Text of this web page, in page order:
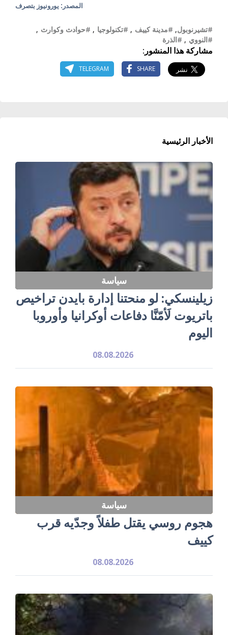
المصدر: يورونيوز بتصرف
#تشيرنوبول, #مدينة كييف , #تكنولوجيا , #حوادث وكوارث ,
#النووي , #الذرة
مشاركة هذا المنشور:
SHARE
TELEGRAM
الأخبار الرئيسية
سياسة
زيلينسكي: لو منحتنا إدارة بايدن تراخيص
باتريوت لَأمّنَّا دفاعات أوكرانيا وأوروبا
اليوم
08.08.2026
سياسة
هجوم روسي يقتل طفلاً وجدّيه قرب
كييف
08.08.2026